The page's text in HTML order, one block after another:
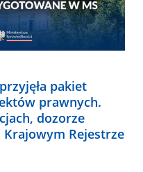
pakiet
prawnych.
dozorze
Rejestrze